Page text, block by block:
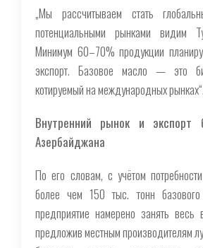
„Мы рассчитываем стать
потенциальными рынками видим
Минимум 60–70% продукции
экспорт. Базовое масло — это
котируемый на международных рынках“.
Внутренний рынок и экспорт
Азербайджана
По его словам, с учётом
более чем 150 тыс. тонн
предприятие намерено занять весь
предложив местным производителям